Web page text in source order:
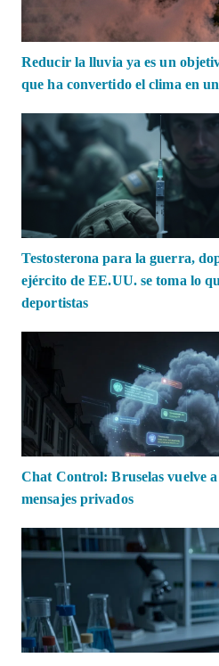
Reducir la lluvia ya es un
que ha convertido el clima en
Testosterona para la guerra,
ejército de EE.UU. se toma lo
deportistas
Chat Control: Bruselas vuelve
mensajes privados